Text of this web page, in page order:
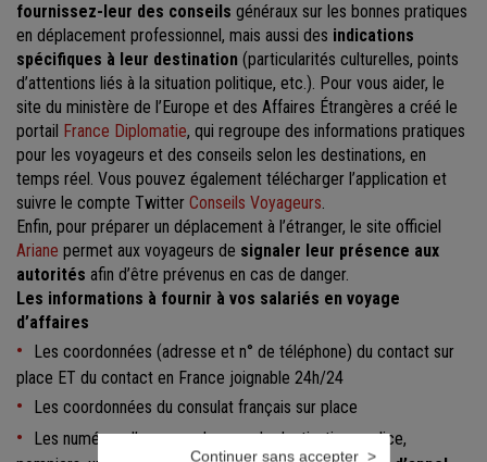
fournissez-leur des conseils généraux sur les bonnes pratiques
en déplacement professionnel, mais aussi des indications
spécifiques à leur destination (particularités culturelles, points
d’attentions liés à la situation politique, etc.). Pour vous aider, le
site du ministère de l’Europe et des Affaires Étrangères a créé le
portail France Diplomatie, qui regroupe des informations pratiques
pour les voyageurs et des conseils selon les destinations, en
temps réel. Vous pouvez également télécharger l’application et
suivre le compte Twitter Conseils Voyageurs.
Enfin, pour préparer un déplacement à l’étranger, le site officiel
Ariane permet aux voyageurs de signaler leur présence aux
autorités afin d’être prévenus en cas de danger.
Les informations à fournir à vos salariés en voyage
d’affaires
Les coordonnées (adresse et n° de téléphone) du contact sur
place ET du contact en France joignable 24h/24
Les coordonnées du consulat français sur place
Les numéros d’urgence du pays de destination : police,
Continuer sans accepter